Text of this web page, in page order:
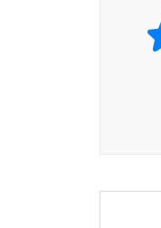
‘이런 말
‘킁, 냄새